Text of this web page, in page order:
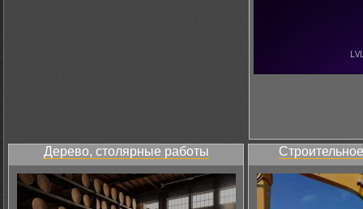
Дерево, столярные работы